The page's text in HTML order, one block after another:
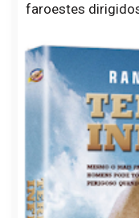
faroestes